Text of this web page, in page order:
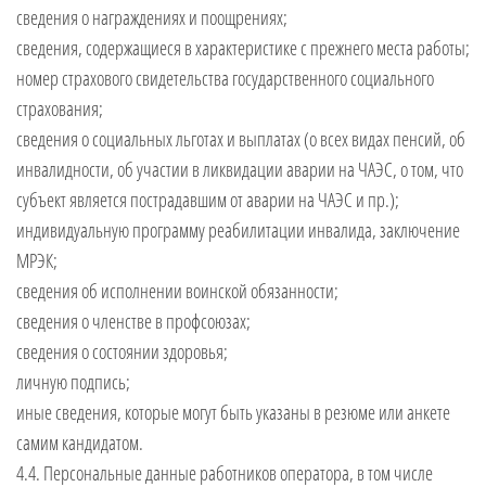
сведения о награждениях и поощрениях;
сведения, содержащиеся в характеристике с прежнего места работы;
номер страхового свидетельства государственного социального
страхования;
сведения о социальных льготах и выплатах (о всех видах пенсий, об
инвалидности, об участии в ликвидации аварии на ЧАЭС, о том, что
субъект является пострадавшим от аварии на ЧАЭС и пр.);
индивидуальную программу реабилитации инвалида, заключение
МРЭК;
сведения об исполнении воинской обязанности;
сведения о членстве в профсоюзах;
сведения о состоянии здоровья;
личную подпись;
иные сведения, которые могут быть указаны в резюме или анкете
самим кандидатом.
4.4. Персональные данные работников оператора, в том числе